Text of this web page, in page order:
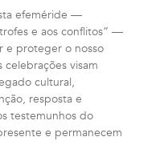
efeméride —
e aos conflitos” —
e proteger o nosso
visam
cultural,
resposta e
testemunhos do
e permanecem